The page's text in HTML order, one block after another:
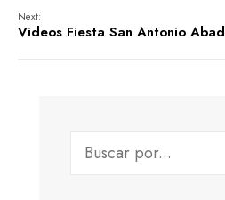
Next:
Videos Fiesta San Antonio Abad